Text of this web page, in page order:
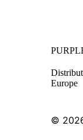
Europe
©